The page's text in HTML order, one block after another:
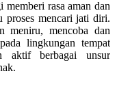
rasa aman dan
proses mencari jati diri.
meniru, mencoba dan
lingkungan tempat
aktif berbagai unsur